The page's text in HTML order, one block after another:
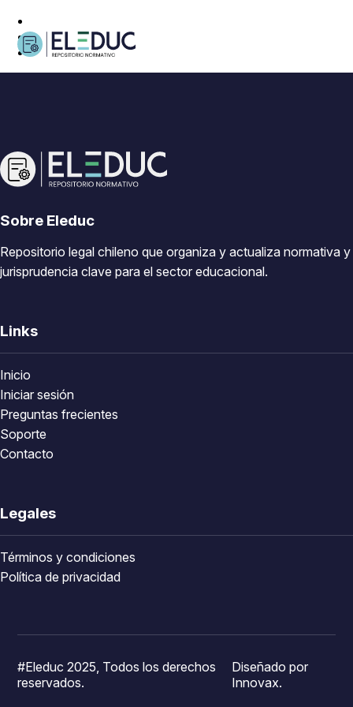
Sobre Eleduc
Repositorio legal chileno que organiza y actualiza normativa y
jurisprudencia clave para el sector educacional.
Links
Inicio
Iniciar sesión
Preguntas frecientes
Soporte
Contacto
Legales
Términos y condiciones
Política de privacidad
#Eleduc 2025, Todos los derechos
reservados.
Diseñado por
Innovax.